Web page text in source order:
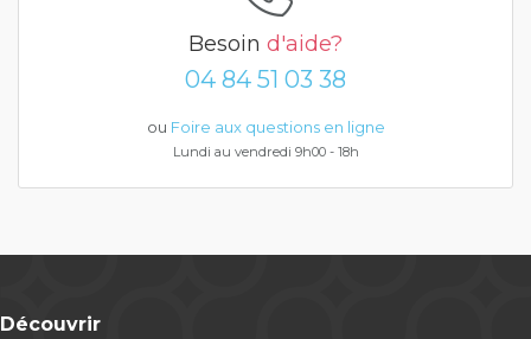
Besoin d'aide?
04 84 51 03 38
ou Foire aux questions en ligne
Lundi au vendredi 9h00 - 18h
Découvrir